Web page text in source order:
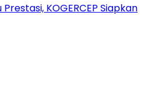
KOGERCEP Siapkan